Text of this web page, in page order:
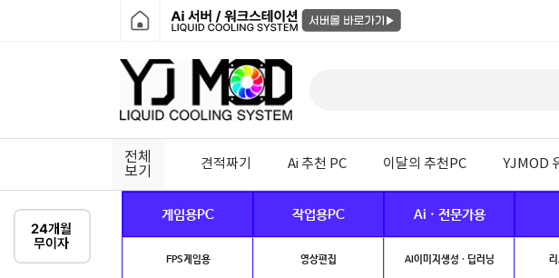
전체
보기
견적짜기 Ai 추천 PC 이달의 추천PC YJMOD
게임용PC 작업용PC Ai · 전문가용
FPS게임용 영상편집 AI이미지생성 · 딥러닝